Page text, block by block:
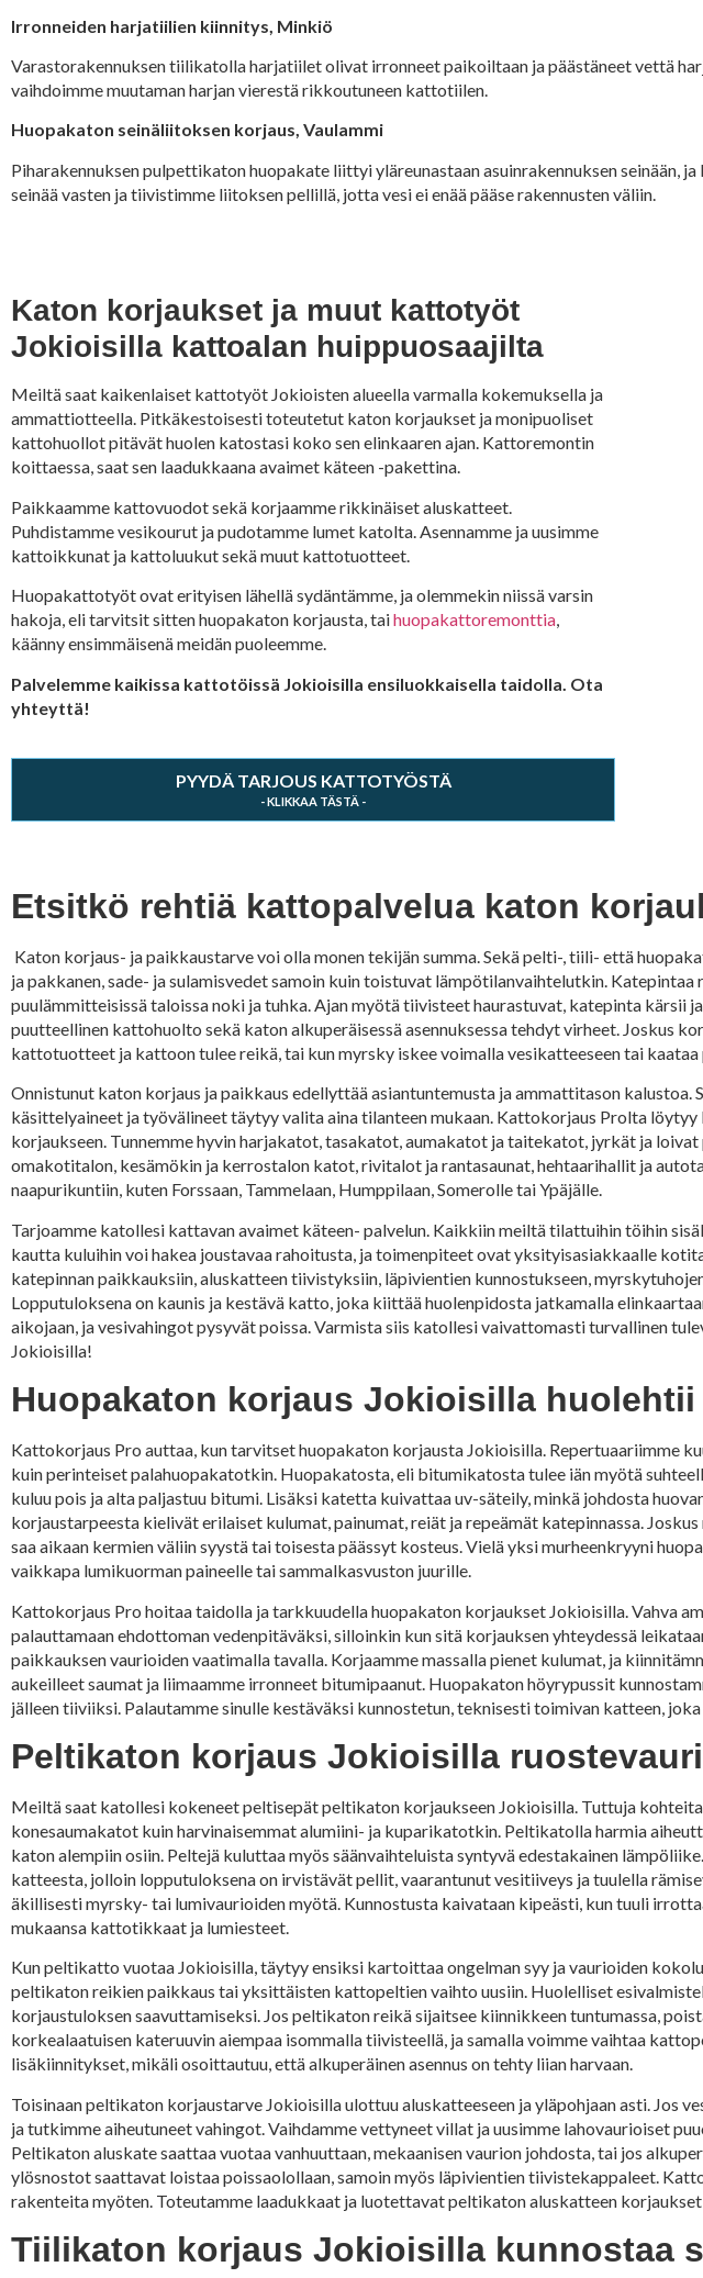
Irronneiden harjatiilien kiinnitys, Minkiö
Varastorakennuksen tiilikatolla harjatiilet olivat irronneet paikoiltaan ja päästäneet vettä
vaihdoimme muutaman harjan vierestä rikkoutuneen kattotiilen.
Huopakaton seinäliitoksen korjaus, Vaulammi
Piharakennuksen pulpettikaton huopakate liittyi yläreunastaan asuinrakennuksen seinään,
seinää vasten ja tiivistimme liitoksen pellillä, jotta vesi ei enää pääse rakennusten väliin.
Katon korjaukset ja muut kattotyöt
Jokioisilla kattoalan huippuosaajilta
Meiltä saat kaikenlaiset kattotyöt Jokioisten alueella varmalla kokemuksella ja
ammattiotteella. Pitkäkestoisesti toteutetut katon korjaukset ja monipuoliset
kattohuollot pitävät huolen katostasi koko sen elinkaaren ajan. Kattoremontin
koittaessa, saat sen laadukkaana avaimet käteen -pakettina.
Paikkaamme kattovuodot sekä korjaamme rikkinäiset aluskatteet.
Puhdistamme vesikourut ja pudotamme lumet katolta. Asennamme ja uusimme
kattoikkunat ja kattoluukut sekä muut kattotuotteet.
Huopakattotyöt ovat erityisen lähellä sydäntämme, ja olemmekin niissä varsin
hakoja, eli tarvitsit sitten huopakaton korjausta, taihuopakattoremonttia,
käänny ensimmäisenä meidän puoleemme.
Palvelemme kaikissa kattotöissä Jokioisilla ensiluokkaisella taidolla. Ota
yhteyttä!
PYYDÄ TARJOUS KATTOTYÖSTÄ
Etsitkö rehtiä kattopalvelua katon
Katon korjaus- ja paikkaustarve voi olla monen tekijän summa. Sekä pelti-, tiili- että
ja pakkanen, sade- ja sulamisvedet samoin kuin toistuvat lämpötilanvaihtelutkin.
puulämmitteisissä taloissa noki ja tuhka. Ajan myötä tiivisteet haurastuvat, katepinta
puutteellinen kattohuolto sekä katon alkuperäisessä asennuksessa tehdyt virheet. Joskus
kattotuotteet ja kattoon tulee reikä, tai kun myrsky iskee voimalla vesikatteeseen tai kaataa
Onnistunut katon korjaus ja paikkaus edellyttää asiantuntemusta ja ammattitason
käsittelyaineet ja työvälineet täytyy valita aina tilanteen mukaan. Kattokorjaus Prolta
korjaukseen. Tunnemme hyvin harjakatot, tasakatot, aumakatot ja taitekatot, jyrkät ja
omakotitalon, kesämökin ja kerrostalon katot, rivitalot ja rantasaunat, hehtaarihallit ja
naapurikuntiin, kuten Forssaan, Tammelaan, Humppilaan, Somerolle tai Ypäjälle.
Tarjoamme katollesi kattavan avaimet käteen- palvelun. Kaikkiin meiltä tilattuihin töihin
kautta kuluihin voi hakea joustavaa rahoitusta, ja toimenpiteet ovat yksityisasiakkaalle
katepinnan paikkauksiin, aluskatteen tiivistyksiin, läpivientien kunnostukseen,
Lopputuloksena on kaunis ja kestävä katto, joka kiittää huolenpidosta jatkamalla
aikojaan, ja vesivahingot pysyvät poissa. Varmista siis katollesi vaivattomasti turvallinen
Jokioisilla!
Huopakaton korjaus Jokioisilla
Kattokorjaus Pro auttaa, kun tarvitset huopakaton korjausta Jokioisilla.
kuin perinteiset palahuopakatotkin. Huopakatosta, eli bitumikatosta tulee iän myötä
kuluu pois ja alta paljastuu bitumi. Lisäksi katetta kuivattaa uv-säteily, minkä johdosta
korjaustarpeesta kielivät erilaiset kulumat, painumat, reiät ja repeämät katepinnassa.
saa aikaan kermien väliin syystä tai toisesta päässyt kosteus. Vielä yksi murheenkryyni
vaikkapa lumikuorman paineelle tai sammalkasvuston juurille.
Kattokorjaus Pro hoitaa taidolla ja tarkkuudella huopakaton korjaukset Jokioisilla. Vahva
palauttamaan ehdottoman vedenpitäväksi, silloinkin kun sitä korjauksen yhteydessä
paikkauksen vaurioiden vaatimalla tavalla. Korjaamme massalla pienet kulumat, ja
aukeilleet saumat ja liimaamme irronneet bitumipaanut. Huopakaton höyrypussit
jälleen tiiviiksi. Palautamme sinulle kestäväksi kunnostetun, teknisesti toimivan katteen,
Peltikaton korjaus Jokioisilla
Meiltä saat katollesi kokeneet peltisepät peltikaton korjaukseen Jokioisilla. Tuttuja
konesaumakatot kuin harvinaisemmat alumiini- ja kuparikatotkin. Peltikatolla harmia
katon alempiin osiin. Peltejä kuluttaa myös säänvaihteluista syntyvä edestakainen
katteesta, jolloin lopputuloksena on irvistävät pellit, vaarantunut vesitiiveys ja tuulella
äkillisesti myrsky- tai lumivaurioiden myötä. Kunnostusta kaivataan kipeästi, kun tuuli
mukaansa kattotikkaat ja lumiesteet.
Kun peltikatto vuotaa Jokioisilla, täytyy ensiksi kartoittaa ongelman syy ja vaurioiden
peltikaton reikien paikkaus tai yksittäisten kattopeltien vaihto uusiin. Huolelliset
korjaustuloksen saavuttamiseksi. Jos peltikaton reikä sijaitsee kiinnikkeen tuntumassa,
korkealaatuisen kateruuvin aiempaa isommalla tiivisteellä, ja samalla voimme vaihtaa
lisäkiinnitykset, mikäli osoittautuu, että alkuperäinen asennus on tehty liian harvaan.
Toisinaan peltikaton korjaustarve Jokioisilla ulottuu aluskatteeseen ja yläpohjaan asti. Jos
ja tutkimme aiheutuneet vahingot. Vaihdamme vettyneet villat ja uusimme lahovaurioiset
Peltikaton aluskate saattaa vuotaa vanhuuttaan, mekaanisen vaurion johdosta, tai jos
ylösnostot saattavat loistaa poissaolollaan, samoin myös läpivientien tiivistekappaleet.
rakenteita myöten. Toteutamme laadukkaat ja luotettavat peltikaton aluskatteen
Tiilikaton korjaus Jokioisilla kunnostaa